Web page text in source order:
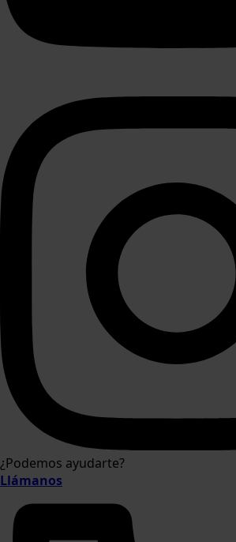
¿Podemos ayudarte?
Llámanos